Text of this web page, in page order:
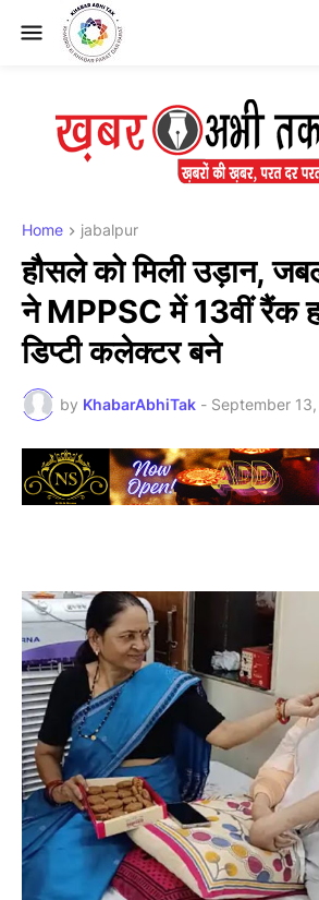
Home jabalpur
हौसले को मिली उड़ान,
ने MPPSC में 13वीं रैंक
डिप्टी कलेक्टर बने
by KhabarAbhiTak - September